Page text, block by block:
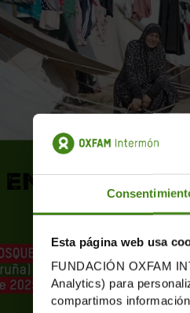
Esta página web usa
FUNDACIÓN OXFAM
Analytics) para
compartimos